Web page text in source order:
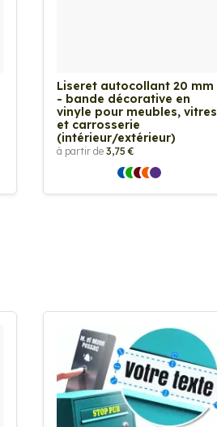
Liseret autocollant 20 mm
- bande décorative en
vinyle pour meubles, vitres
et carrosserie
(intérieur/extérieur)
à partir de 3,75 €